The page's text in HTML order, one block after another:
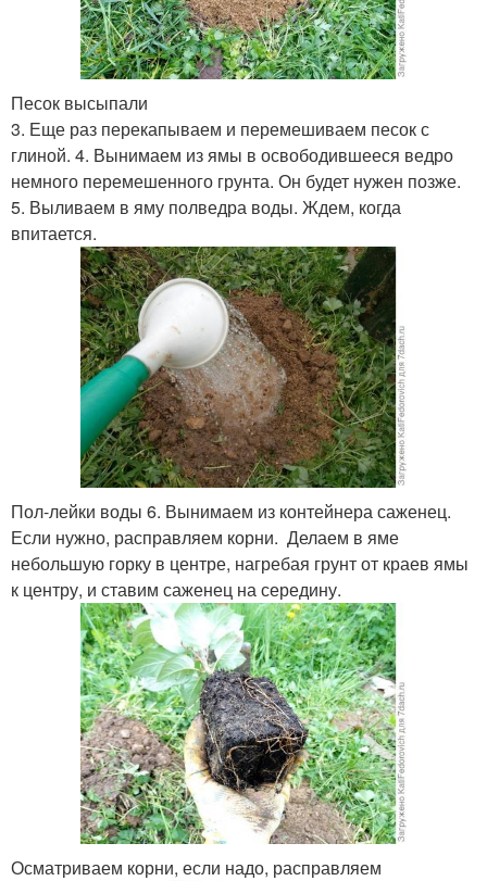
Песок высыпали
3. Еще раз перекапываем и перемешиваем песок с
глиной. 4. Вынимаем из ямы в освободившееся ведро
немного перемешенного грунта. Он будет нужен позже.
5. Выливаем в яму полведра воды. Ждем, когда
впитается.
Пол-лейки воды 6. Вынимаем из контейнера саженец.
Если нужно, расправляем корни. Делаем в яме
небольшую горку в центре, нагребая грунт от краев ямы
к центру, и ставим саженец на середину.
Осматриваем корни, если надо, расправляем